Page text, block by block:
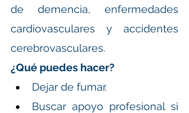
de demencia, enfermedades
cardiovasculares y accidentes
cerebrovasculares.
¿Qué puedes hacer?
Dejar de fumar.
Buscar apoyo profesional si